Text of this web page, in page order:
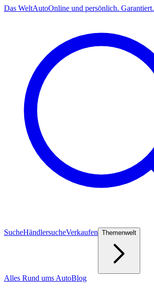
Das WeltAutoOnline und persönlich. Garantiert.
SucheHändlersucheVerkaufen Themenwelt
Alles Rund ums AutoBlog